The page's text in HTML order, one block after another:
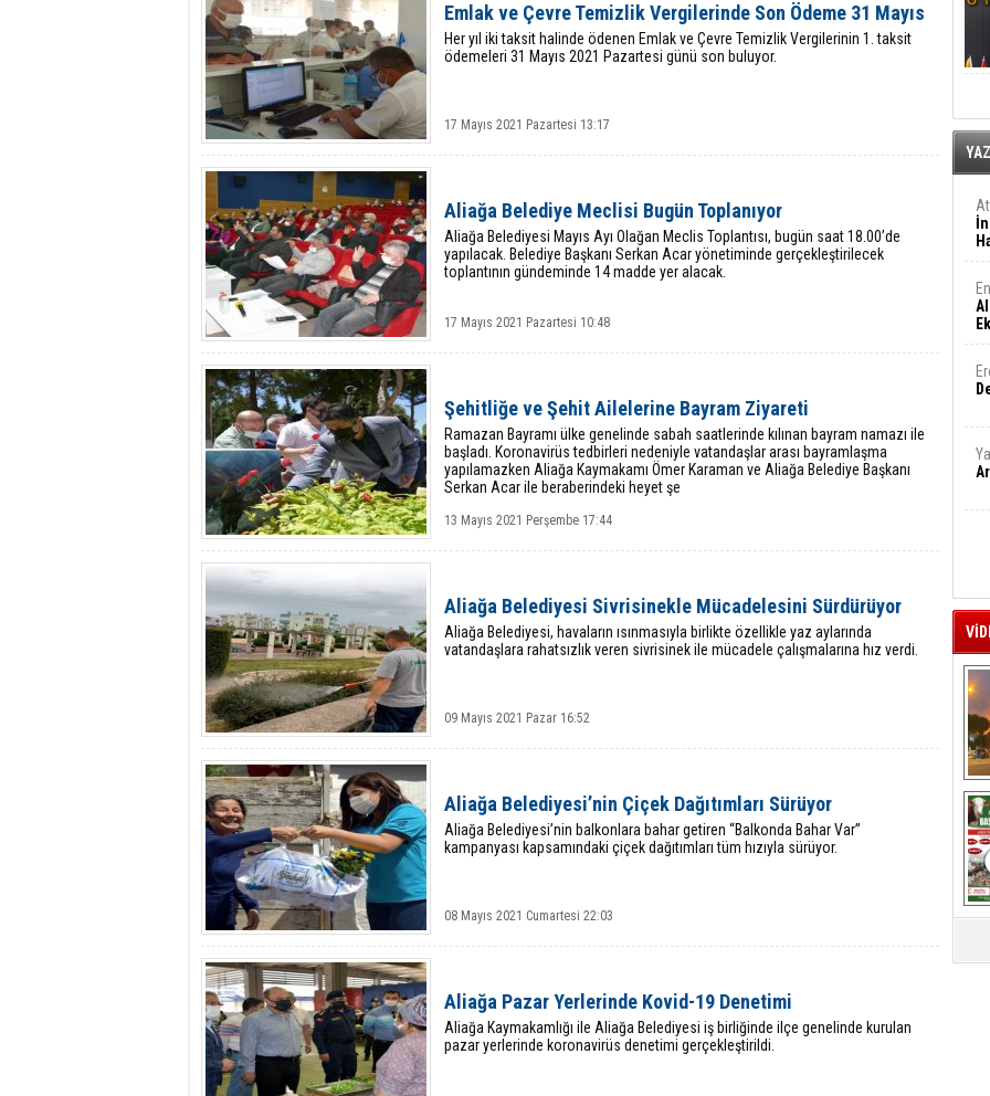
Emlak ve Çevre Temizlik Vergilerinde Son Ödeme 31 Mayıs
Her yıl iki taksit halinde ödenen Emlak ve Çevre Temizlik Vergilerinin 1. taksit
ödemeleri 31 Mayıs 2021 Pazartesi günü son buluyor.
17 Mayıs 2021 Pazartesi 13:17
Aliağa Belediye Meclisi Bugün Toplanıyor
Aliağa Belediyesi Mayıs Ayı Olağan Meclis Toplantısı, bugün saat 18.00’de
yapılacak. Belediye Başkanı Serkan Acar yönetiminde gerçekleştirilecek
toplantının gündeminde 14 madde yer alacak.
17 Mayıs 2021 Pazartesi 10:48
Şehitliğe ve Şehit Ailelerine Bayram Ziyareti
Ramazan Bayramı ülke genelinde sabah saatlerinde kılınan bayram namazı ile
başladı. Koronavirüs tedbirleri nedeniyle vatandaşlar arası bayramlaşma
yapılamazken Aliağa Kaymakamı Ömer Karaman ve Aliağa Belediye Başkanı
Serkan Acar ile beraberindeki heyet şe
13 Mayıs 2021 Perşembe 17:44
Aliağa Belediyesi Sivrisinekle Mücadelesini Sürdürüyor
Aliağa Belediyesi, havaların ısınmasıyla birlikte özellikle yaz aylarında
vatandaşlara rahatsızlık veren sivrisinek ile mücadele çalışmalarına hız verdi.
09 Mayıs 2021 Pazar 16:52
Aliağa Belediyesi’nin Çiçek Dağıtımları Sürüyor
Aliağa Belediyesi’nin balkonlara bahar getiren “Balkonda Bahar Var”
kampanyası kapsamındaki çiçek dağıtımları tüm hızıyla sürüyor.
08 Mayıs 2021 Cumartesi 22:03
Aliağa Pazar Yerlerinde Kovid-19 Denetimi
Aliağa Kaymakamlığı ile Aliağa Belediyesi iş birliğinde ilçe genelinde kurulan
pazar yerlerinde koronavirüs denetimi gerçekleştirildi.